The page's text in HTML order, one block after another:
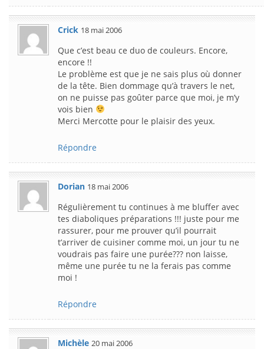
Crick 18 mai 2006
Que c’est beau ce duo de couleurs. Encore,
encore !!
Le problème est que je ne sais plus où donner
de la tête. Bien dommage qu’à travers le net,
on ne puisse pas goûter parce que moi, je m’y
vois bien
Merci Mercotte pour le plaisir des yeux.
Répondre
Dorian 18 mai 2006
Régulièrement tu continues à me bluffer avec
tes diaboliques préparations !!! juste pour me
rassurer, pour me prouver qu’il pourrait
t’arriver de cuisiner comme moi, un jour tu ne
voudrais pas faire une purée??? non laisse,
même une purée tu ne la ferais pas comme
moi !
Répondre
Michèle 20 mai 2006